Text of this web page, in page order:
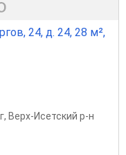
24, д. 24, 28 м²,
, Верх-Исетский р-н